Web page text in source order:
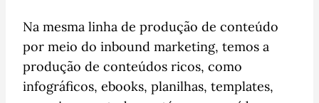
Na mesma linha de produção de conteúdo
por meio do inbound marketing, temos a
produção de conteúdos ricos, como
infográficos, ebooks, planilhas, templates,